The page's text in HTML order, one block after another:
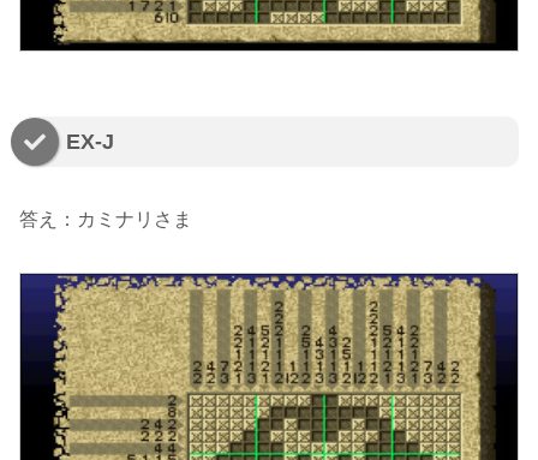
EX-J
答え：カミナリさま